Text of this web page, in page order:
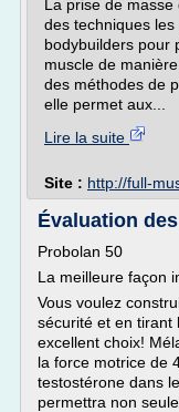
La prise de
des techniques
bodybuilders pour
muscle de
des méthodes de
elle permet aux...
Lire la suite
Site : http://full-
Évaluation
Probolan 50
La meilleure façon
Vous voulez
sécurité et en tirant
excellent choix!
la force motrice de
testostérone dans
permettra non